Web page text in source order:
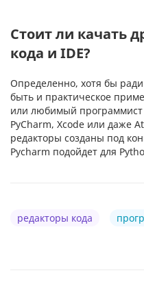
Стоит ли качать
кода и IDE?
Определенно, хотя бы
быть и практическое
или любимый программист
PyCharm, Xcode или даже
редакторы созданы под
Pycharm подойдет для
редакторы кода